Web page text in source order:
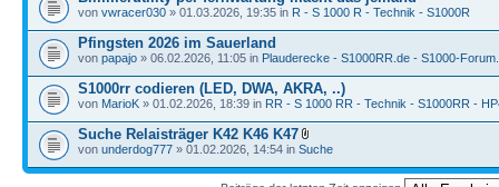
von vwracer030 » 01.03.2026, 19:35 in R - S 1000 R - Technik - S1000R
Pfingsten 2026 im Sauerland
von papajo » 06.02.2026, 11:05 in Plauderecke - S1000RR.de - S1000-
S1000rr codieren (LED, DWA, AKRA, ..)
von MarioK » 01.02.2026, 18:39 in RR - S 1000 RR - Technik - S1000RR -
Suche Relaisträger K42 K46 K47
von underdog777 » 01.02.2026, 14:54 in Suche